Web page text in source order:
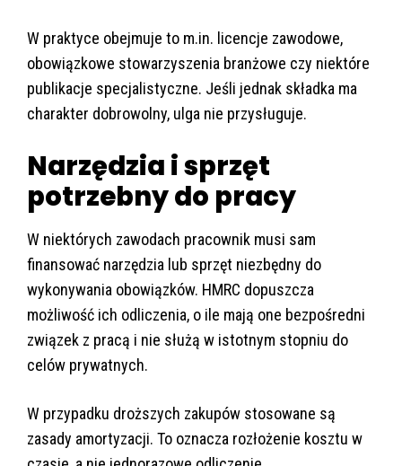
W praktyce obejmuje to m.in. licencje zawodowe,
obowiązkowe stowarzyszenia branżowe czy niektóre
publikacje specjalistyczne. Jeśli jednak składka ma
charakter dobrowolny, ulga nie przysługuje.
Narzędzia i sprzęt
potrzebny do pracy
W niektórych zawodach pracownik musi sam
finansować narzędzia lub sprzęt niezbędny do
wykonywania obowiązków. HMRC dopuszcza
możliwość ich odliczenia, o ile mają one bezpośredni
związek z pracą i nie służą w istotnym stopniu do
celów prywatnych.
W przypadku droższych zakupów stosowane są
zasady amortyzacji. To oznacza rozłożenie kosztu w